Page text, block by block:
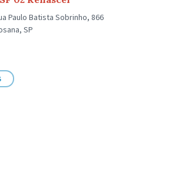
Paulo Batista Sobrinho, 866
SP